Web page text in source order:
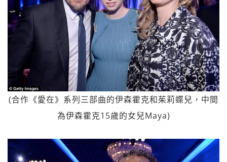
(合作《愛在》系列三部曲的伊森霍克和茱莉蝶兒，中間
為伊森霍克15歲的女兒Maya)